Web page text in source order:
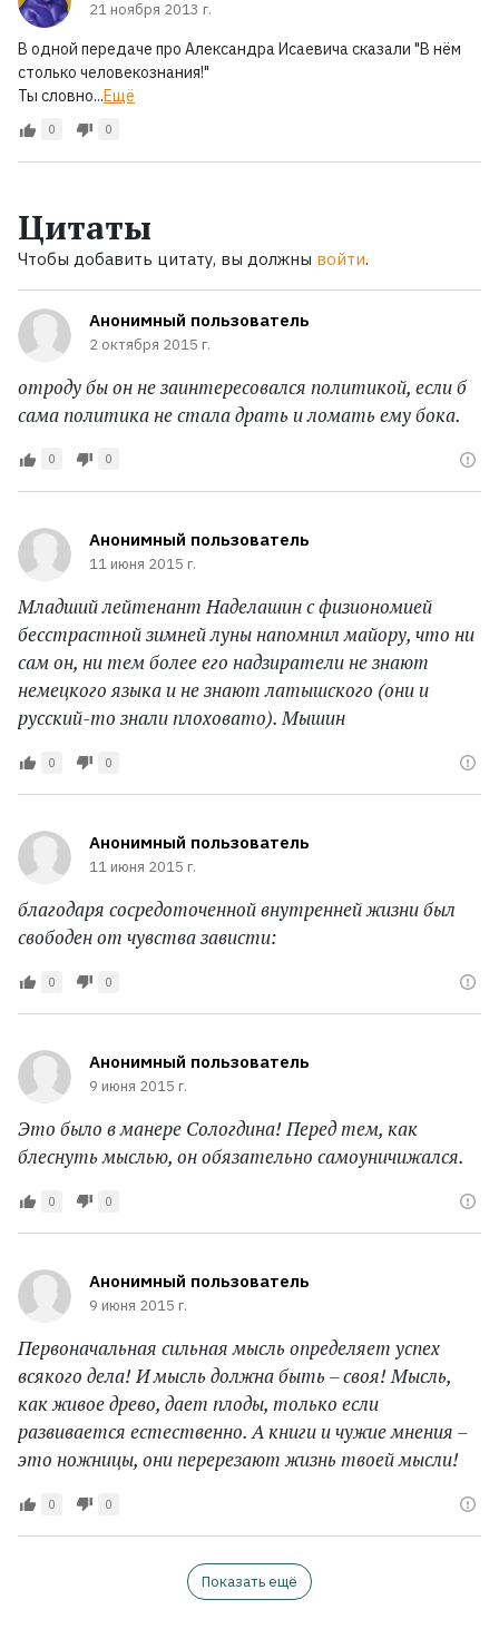
21 ноября 2013 г.
В одной передаче про Александра Исаевича сказали "В нём
столько человекознания!"
Ты словно...Ещё
0 0
Цитаты
Чтобы добавить цитату, вы должны войти.
Анонимный пользователь
2 октября 2015 г.
отроду бы он не заинтересовался политикой, если б
сама политика не стала драть и ломать ему бока.
0 0
Анонимный пользователь
11 июня 2015 г.
Младший лейтенант Наделашин с физиономией
бесстрастной зимней луны напомнил майору, что ни
сам он, ни тем более его надзиратели не знают
немецкого языка и не знают латышского (они и
русский-то знали плоховато). Мышин
0 0
Анонимный пользователь
11 июня 2015 г.
благодаря сосредоточенной внутренней жизни был
свободен от чувства зависти:
0 0
Анонимный пользователь
9 июня 2015 г.
Это было в манере Сологдина! Перед тем, как
блеснуть мыслью, он обязательно самоуничижался.
0 0
Анонимный пользователь
9 июня 2015 г.
Первоначальная сильная мысль определяет успех
всякого дела! И мысль должна быть – своя! Мысль,
как живое древо, дает плоды, только если
развивается естественно. А книги и чужие мнения –
это ножницы, они перерезают жизнь твоей мысли!
0 0
Показать ещё